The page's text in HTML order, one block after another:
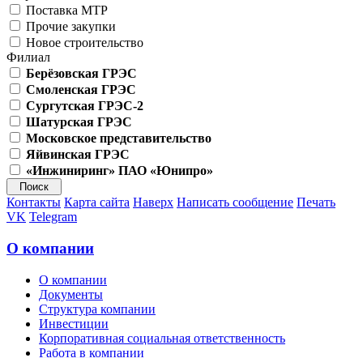
Поставка МТР
Прочие закупки
Новое строительство
Филиал
Берёзовская ГРЭС
Смоленская ГРЭС
Сургутская ГРЭС-2
Шатурская ГРЭС
Московское представительство
Яйвинская ГРЭС
«Инжиниринг» ПАО «Юнипро»
Контакты Карта сайта Наверх Написать сообщение Печать
VK Telegram
О компании
О компании
Документы
Структура компании
Инвестиции
Корпоративная социальная ответственность
Работа в компании